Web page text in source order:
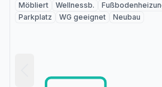
Möbliert
Wellnessb.
Parkplatz
WG geeignet Neubau